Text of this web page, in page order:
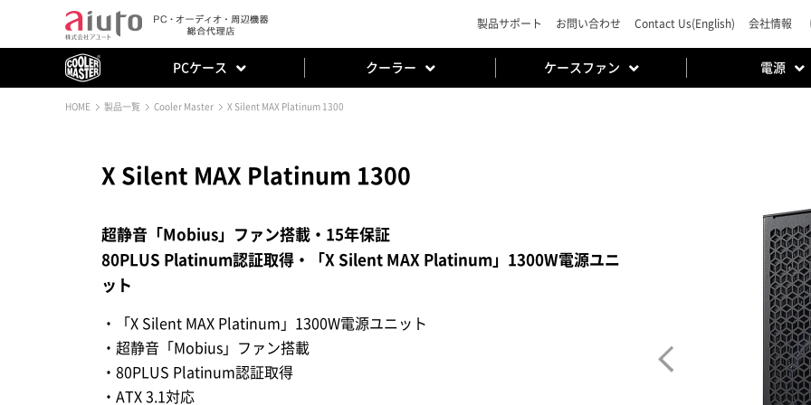
製品サポート お問い合わせ Contact Us(English) 会社情報
PCケース クーラー ケースファン 電源
HOME 製品一覧 Cooler Master X Silent MAX Platinum 1300
X Silent MAX Platinum 1300
超静音「Mobius」ファン搭載・15年保証
80PLUS Platinum認証取得・「X Silent MAX Platinum」1300W電源ユニ
ット
・「X Silent MAX Platinum」1300W電源ユニット
・超静音「Mobius」ファン搭載
・80PLUS Platinum認証取得
・ATX 3.1対応